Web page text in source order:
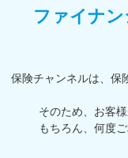
ファイナ
保険チャンネルは、保
そのため、お客
もちろん、何度